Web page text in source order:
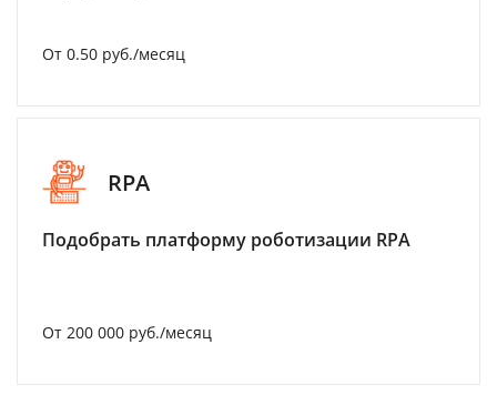
От 0.50 руб./месяц
RPA
Подобрать платформу роботизации RPA
От 200 000 руб./месяц